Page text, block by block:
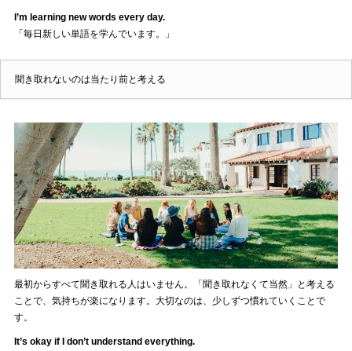
I’m learning new words every day.
「毎日新しい単語を学んでいます。」
聞き取れないのは当たり前と考える
最初からすべて聞き取れる人はいません。「聞き取れなくて当然」と考える
ことで、気持ちが楽になります。大切なのは、少しずつ慣れていくことで
す。
It’s okay if I don’t understand everything.